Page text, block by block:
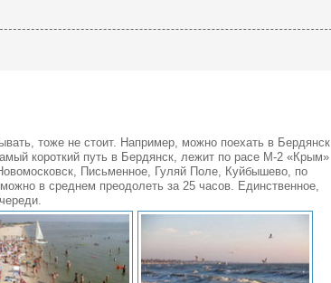
тоже не стоит. Например, можно поехать в Бердянск.
короткий путь в Бердянск, лежит по расе М-2 «Крым»
Письменное, Гуляй Поле, Куйбышево, по
в среднем преодолеть за 25 часов. Единственное,